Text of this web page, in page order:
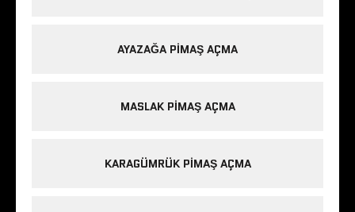
AYAZAĞA PIMAŞ AÇMA
MASLAK PIMAŞ AÇMA
KARAGÜMRÜK PIMAŞ AÇMA